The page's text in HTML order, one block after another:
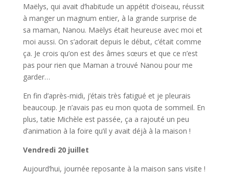
Maëlys, qui avait d’habitude un appétit d’oiseau, réussit
à manger un magnum entier, à la grande surprise de
sa maman, Nanou. Maëlys était heureuse avec moi et
moi aussi. On s’adorait depuis le début, c’était comme
ça. Je crois qu’on est des âmes sœurs et que ce n’est
pas pour rien que Maman a trouvé Nanou pour me
garder…
En fin d’après-midi, j’étais très fatigué et je pleurais
beaucoup. Je n’avais pas eu mon quota de sommeil. En
plus, tatie Michèle est passée, ça a rajouté un peu
d’animation à la foire qu’il y avait déjà à la maison !
Vendredi 20 juillet
Aujourd’hui, journée reposante à la maison sans visite !